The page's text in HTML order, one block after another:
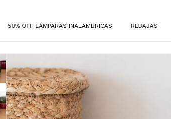
50% OFF LÁMPARAS INALÁMBRICAS REBAJAS